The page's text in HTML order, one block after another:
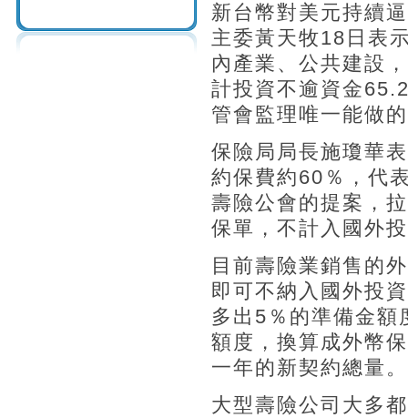
新台幣對美元持續
主委黃天牧18日表
內產業、公共建設
計投資不逾資金
管會監理唯一能做
保險局局長施瓊華
約保費約60％，代
壽險公會的提案，
保單，不計入國外
目前壽險業銷售的
即可不納入國外投
多出5％的準備金
額度，換算成外幣
一年的新契約總量。
大型壽險公司大多